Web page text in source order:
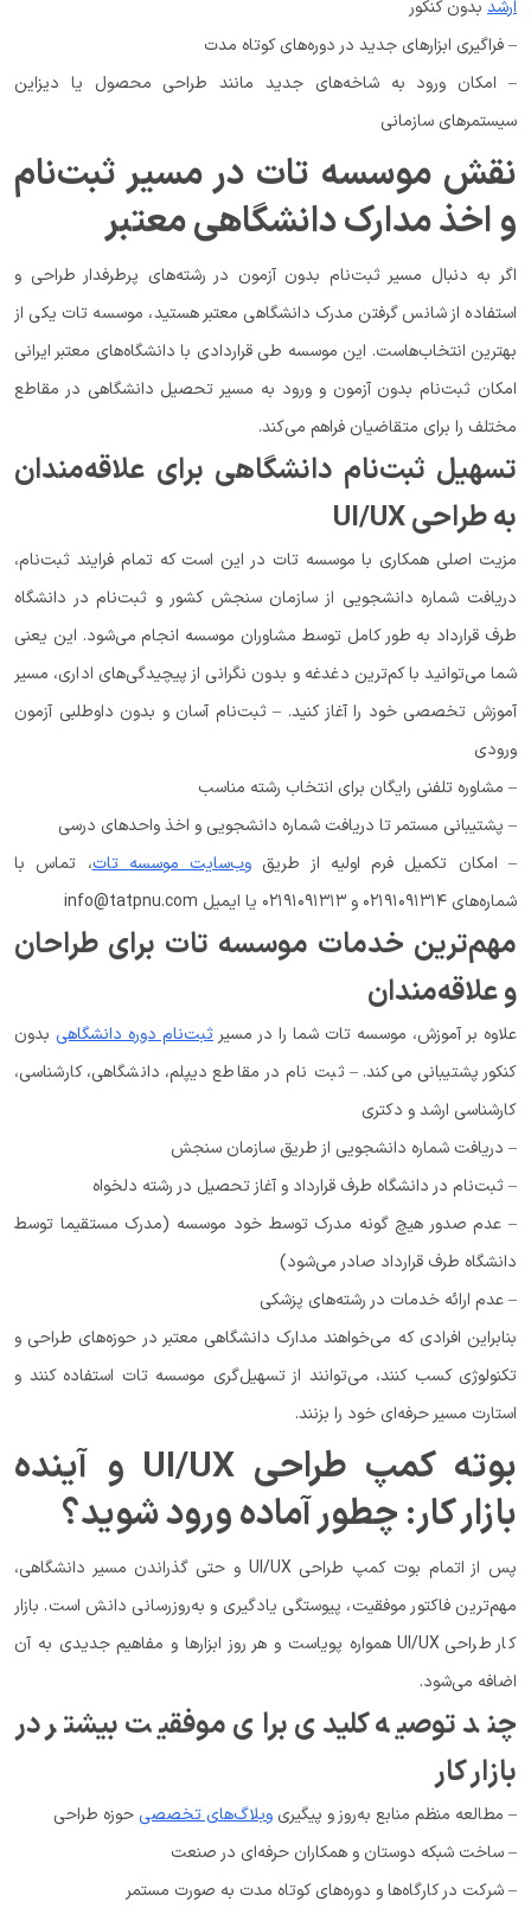
ارشد بدون کنکور
– فراگیری ابزارهای جدید در دوره‌های کوتاه مدت
– امکان ورود به شاخه‌های جدید مانند طراحی محصول یا دیزاین
سیستمرهای سازمانی
نقش موسسه تات در مسیر ثبت‌نام
و اخذ مدارک دانشگاهی معتبر
اگر به دنبال مسیر ثبت‌نام بدون آزمون در رشته‌های پرطرفدار طراحی و
استفاده از شانس گرفتن مدرک دانشگاهی معتبر هستید، موسسه تات یکی از
بهترین انتخاب‌هاست. این موسسه طی قراردادی با دانشگاه‌های معتبر ایرانی
امکان ثبت‌نام بدون آزمون و ورود به مسیر تحصیل دانشگاهی در مقاطع
مختلف را برای متقاضیان فراهم می‌کند.
تسهیل ثبت‌نام دانشگاهی برای علاقه‌مندان
به طراحی UI/UX
مزیت اصلی همکاری با موسسه تات در این است که تمام فرایند ثبت‌نام،
دریافت شماره دانشجویی از سازمان سنجش کشور و ثبت‌نام در دانشگاه
طرف قرارداد به طور کامل توسط مشاوران موسسه انجام می‌شود. این یعنی
شما می‌توانید با کم‌ترین دغدغه و بدون نگرانی از پیچیدگی‌های اداری، مسیر
آموزش تخصصی خود را آغاز کنید. – ثبت‌نام آسان و بدون داوطلبی آزمون
ورودی
– مشاوره تلفنی رایگان برای انتخاب رشته مناسب
– پشتیبانی مستمر تا دریافت شماره دانشجویی و اخذ واحدهای درسی
– امکان تکمیل فرم اولیه از طریق وب‌سایت موسسه تات، تماس با
شماره‌های ۰۲۱۹۱۰۹۱۳۱۴ و ۰۲۱۹۱۰۹۱۳۱۳ یا ایمیل info@tatpnu.com
مهم‌ترین خدمات موسسه تات برای طراحان
و علاقه‌مندان
علاوه بر آموزش، موسسه تات شما را در مسیرثبت‌نام دوره‌ دانشگاهی بدون
کنکور پشتیبانی می‌کند. – ثبت نام در مقاطع دیپلم، دانشگاهی، کارشناسی،
کارشناسی ارشد و دکتری
– دریافت شماره دانشجویی از طریق سازمان سنجش
– ثبت‌نام در دانشگاه طرف قرارداد و آغاز تحصیل در رشته دلخواه
– عدم صدور هیچ گونه مدرک توسط خود موسسه (مدرک مستقیما توسط
دانشگاه طرف قرارداد صادر می‌شود)
– عدم ارائه خدمات در رشته‌های پزشکی
بنابراین افرادی که می‌خواهند مدارک دانشگاهی معتبر در حوزه‌های طراحی و
تکنولوژی کسب کنند، می‌توانند از تسهیل‌گری موسسه تات استفاده کنند و
استارت مسیر حرفه‌ای خود را بزنند.
بوته کمپ طراحی UI/UX و آینده
بازار کار: چطور آماده ورود شوید؟
پس از اتمام بوت کمپ طراحی UI/UX و حتی گذراندن مسیر دانشگاهی،
مهم‌ترین فاکتور موفقیت، پیوستگی یادگیری و به‌روزرسانی دانش است. بازار
کار طراحی UI/UX همواره پویاست و هر روز ابزارها و مفاهیم جدیدی به آن
اضافه می‌شود.
چند توصیه کلیدی برای موفقیت بیشتر در
بازار کار
– مطالعه منظم منابع به‌روز و پیگیری وبلاگ‌های تخصصی حوزه طراحی
– ساخت شبکه دوستان و همکاران حرفه‌ای در صنعت
– شرکت در کارگاه‌ها و دوره‌های کوتاه مدت به صورت مستمر